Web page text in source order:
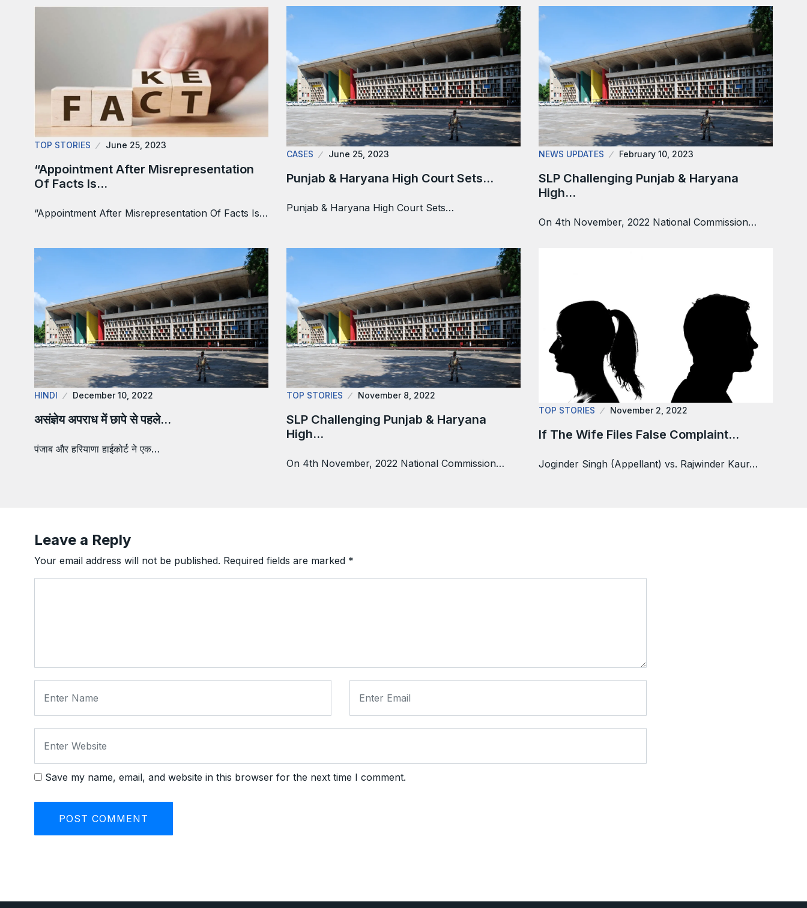
TOP STORIES June 25, 2023
“Appointment After Misrepresentation
Of Facts Is…
“Appointment After Misrepresentation Of Facts Is…
CASES June 25, 2023
Punjab & Haryana High Court Sets…
Punjab & Haryana High Court Sets…
NEWS UPDATES February 10, 2023
SLP Challenging Punjab & Haryana
High…
On 4th November, 2022 National Commission…
HINDI December 10, 2022
असंज्ञेय अपराध में छापे से पहले…
पंजाब और हरियाणा हाईकोर्ट ने एक…
TOP STORIES November 8, 2022
SLP Challenging Punjab & Haryana
High…
On 4th November, 2022 National Commission…
TOP STORIES November 2, 2022
If The Wife Files False Complaint…
Joginder Singh (Appellant) vs. Rajwinder Kaur…
Leave a Reply
Your email address will not be published. Required fields are marked *
Save my name, email, and website in this browser for the next time I comment.